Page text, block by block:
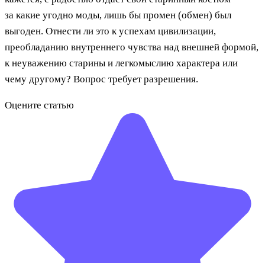
за какие угодно моды, лишь бы промен (обмен) был
выгоден. Отнести ли это к успехам цивилизации,
преобладанию внутреннего чувства над внешней формой,
к неуважению старины и легкомыслию характера или
чему другому? Вопрос требует разрешения.
Оцените статью